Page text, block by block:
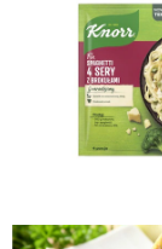
Marta
już czuję
super